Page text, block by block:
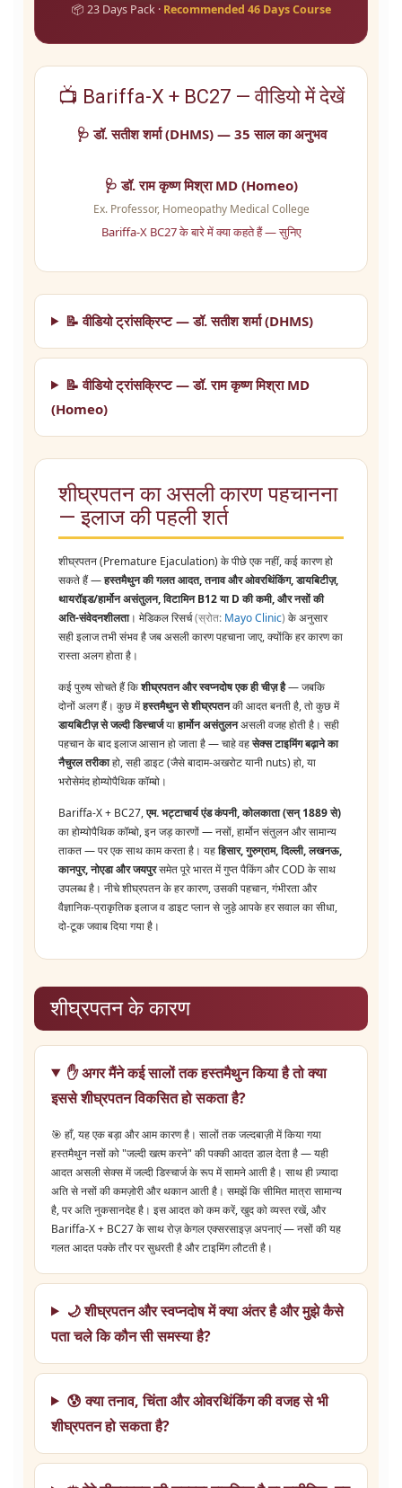
📦 23 Days Pack · Recommended 46 Days Course
📺 Bariffa-X + BC27 — वीडियो में देखें
🩺 डॉ. सतीश शर्मा (DHMS) — 35 साल का अनुभव
🩺 डॉ. राम कृष्ण मिश्रा MD (Homeo)
Ex. Professor, Homeopathy Medical College
Bariffa-X BC27 के बारे में क्या कहते हैं — सुनिए
📝 वीडियो ट्रांसक्रिप्ट — डॉ. सतीश शर्मा (DHMS)
📝 वीडियो ट्रांसक्रिप्ट — डॉ. राम कृष्ण मिश्रा MD
(Homeo)
शीघ्रपतन का असली कारण पहचानना
— इलाज की पहली शर्त
शीघ्रपतन (Premature Ejaculation) के पीछे एक नहीं, कई कारण हो
सकते हैं —हस्तमैथुन की गलत आदत, तनाव और ओवरथिंकिंग, डायबिटीज़,
थायरॉइड/हार्मोन असंतुलन, विटामिन B12 या D की कमी, और नसों की
अति-संवेदनशीलता। मेडिकल रिसर्च(स्रोत: Mayo Clinic) के अनुसार
सही इलाज तभी संभव है जब असली कारण पहचाना जाए, क्योंकि हर कारण का
रास्ता अलग होता है।
कई पुरुष सोचते हैं किशीघ्रपतन और स्वप्नदोष एक ही चीज़ है— जबकि
दोनों अलग हैं। कुछ मेंहस्तमैथुन से शीघ्रपतनकी आदत बनती है, तो कुछ में
डायबिटीज़ से जल्दी डिस्चार्जयाहार्मोन असंतुलनअसली वजह होती है। सही
पहचान के बाद इलाज आसान हो जाता है — चाहे वहसेक्स टाइमिंग बढ़ाने का
नैचुरल तरीकाहो, सही डाइट (जैसे बादाम-अखरोट यानी nuts) हो, या
भरोसेमंद होम्योपैथिक कॉम्बो।
Bariffa-X + BC27,एम. भट्टाचार्य एंड कंपनी, कोलकाता (सन् 1889 से)
का होम्योपैथिक कॉम्बो, इन जड़ कारणों — नसों, हार्मोन संतुलन और सामान्य
ताकत — पर एक साथ काम करता है। यहहिसार, गुरुग्राम, दिल्ली, लखनऊ,
कानपुर, नोएडा और जयपुरसमेत पूरे भारत में गुप्त पैकिंग और COD के साथ
उपलब्ध है। नीचे शीघ्रपतन के हर कारण, उसकी पहचान, गंभीरता और
वैज्ञानिक-प्राकृतिक इलाज व डाइट प्लान से जुड़े आपके हर सवाल का सीधा,
दो-टूक जवाब दिया गया है।
शीघ्रपतन के कारण
✋ अगर मैंने कई सालों तक हस्तमैथुन किया है तो क्या
इससे शीघ्रपतन विकसित हो सकता है?
🎯 हाँ, यह एक बड़ा और आम कारण है। सालों तक जल्दबाज़ी में किया गया
हस्तमैथुन नसों को "जल्दी खत्म करने" की पक्की आदत डाल देता है — यही
आदत असली सेक्स में जल्दी डिस्चार्ज के रूप में सामने आती है। साथ ही ज़्यादा
अति से नसों की कमज़ोरी और थकान आती है। समझें कि सीमित मात्रा सामान्य
है, पर अति नुकसानदेह है। इस आदत को कम करें, खुद को व्यस्त रखें, और
Bariffa-X + BC27 के साथ रोज़ केगल एक्सरसाइज़ अपनाएं — नसों की यह
गलत आदत पक्के तौर पर सुधरती है और टाइमिंग लौटती है।
🌙 शीघ्रपतन और स्वप्नदोष में क्या अंतर है और मुझे कैसे
पता चले कि कौन सी समस्या है?
😰 क्या तनाव, चिंता और ओवरथिंकिंग की वजह से भी
शीघ्रपतन हो सकता है?